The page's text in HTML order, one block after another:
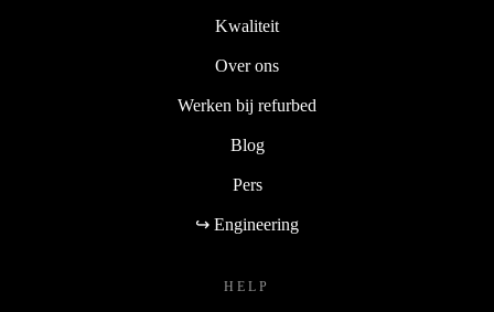
Kwaliteit
Over ons
Werken bij refurbed
Blog
Pers
↪ Engineering
HELP